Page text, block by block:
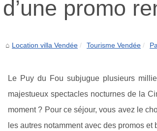
d’une promo
Location villa Vendée Tourisme Vendée
Le Puy du Fou subjugue plusieurs
majestueux spectacles nocturnes de la
moment ? Pour ce séjour, vous avez le
les autres notamment avec des promos et